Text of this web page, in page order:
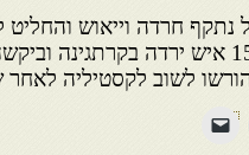
נתקף חרדה וייאוש והחליט
לשוב לקסטיליה